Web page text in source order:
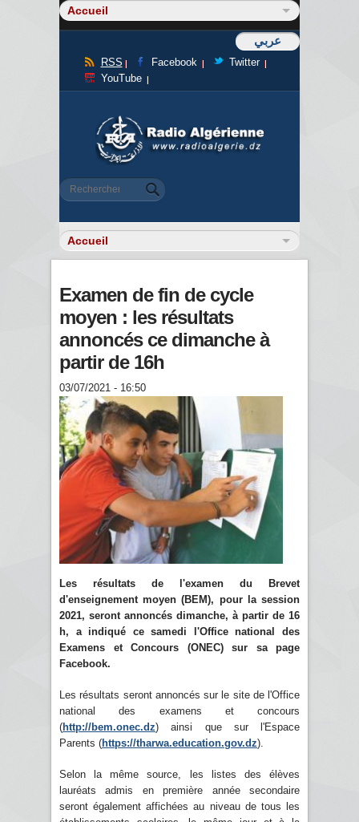
عربي
RSS Facebook
Twitter
YouTube
Formulaire de recherche
Rechercher
Examen de fin de cycle
moyen : les résultats
annoncés ce dimanche à
partir de 16h
03/07/2021 - 16:50
Les résultats de l'examen du Brevet
d'enseignement moyen (BEM), pour la session
2021, seront annoncés dimanche, à partir de 16
h, a indiqué ce samedi l'Office national des
Examens et Concours (ONEC) sur sa page
Facebook.
Les résultats seront annoncés sur le site de l'Office
national des examens et concours
(http://bem.onec.dz) ainsi que sur l'Espace
Parents (https://tharwa.education.gov.dz).
Selon la même source, les listes des élèves
lauréats admis en première année secondaire
seront également affichées au niveau de tous les